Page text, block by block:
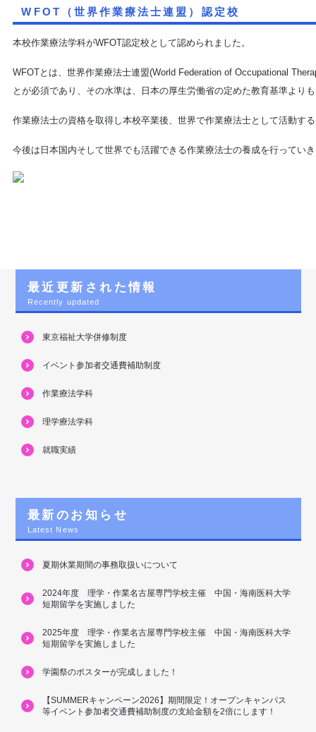
WFOT（世界作業療法士連盟）認定校
本校作業療法学科がWFOT認定校として認められました。
WFOTとは、世界作業療法士連盟(World Federation of Occupational
とが必須であり、その水準は、日本の厚生労働省の定めた教育基準より
作業療法士の資格を取得し本校卒業後、世界で作業療法士として活動す
今後は日本国内そして世界でも活躍できる作業療法士の養成を行ってい
最近更新された情報
Recently updated
東京福祉大学併修制度
イベント参加者交通費補助制度
作業療法学科
理学療法学科
就職実績
最新のお知らせ
Latest News
夏期休業期間の事務取扱いについて
2024年度 理学・作業名古屋専門学校主催 中国・海南医科大学
短期留学を実施しました
2025年度 理学・作業名古屋専門学校主催 中国・海南医科大学
短期留学を実施しました
学園祭のポスターが完成しました！
【SUMMERキャンペーン2026】期間限定！オープンキャンパス
等イベント参加者交通費補助制度の支給金額を2倍にします！